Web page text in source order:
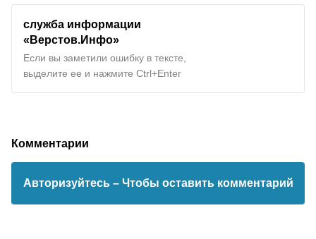
служба информации
«Верстов.Инфо»
Если вы заметили ошибку в тексте,
выделите ее и нажмите Ctrl+Enter
Комментарии
Авторизуйтесь – Чтобы оставить комментарий